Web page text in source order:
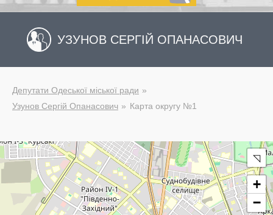
УЗУНОВ СЕРГІЙ ОПАНАСОВИЧ
Депутати Одеської міської ради
Узунов Сергій Опанасович
Карта округу №1
◹
+
−